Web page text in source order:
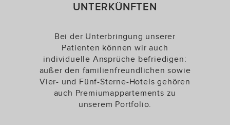
NTERKÜNFTEN
Bei der Unterbringung unserer
Patienten können wir auch
individuelle Ansprüche befriedigen:
außer den familienfreundlichen sowie
Vier- und Fünf-Sterne-Hotels gehören
auch Premiumappartements zu
unserem Portfolio.